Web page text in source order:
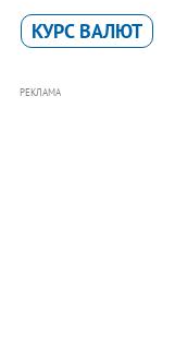
КУРС ВАЛЮТ
РЕКЛАМА